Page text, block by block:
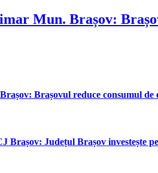
Mun. Brașov:
Brașovul reduce consumul
Brașov: Județul Brașov investește